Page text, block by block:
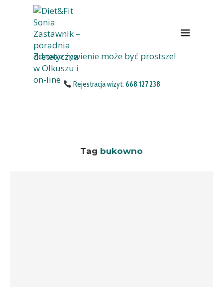
Zdrowe żywienie może być prostsze!
Rejestracja wizyt: 668 127 238
Tag bukowno